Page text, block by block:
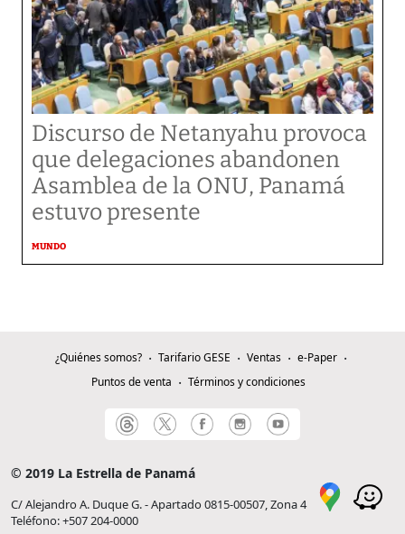
Discurso de Netanyahu provoca
que delegaciones abandonen
Asamblea de la ONU, Panamá
estuvo presente
MUNDO
¿Quiénes somos? Tarifario GESE Ventas
e-Paper
Puntos de venta
Términos y condiciones
© 2019 La Estrella de Panamá
C/ Alejandro A. Duque G. - Apartado 0815-00507, Zona 4
Teléfono: +507 204-0000